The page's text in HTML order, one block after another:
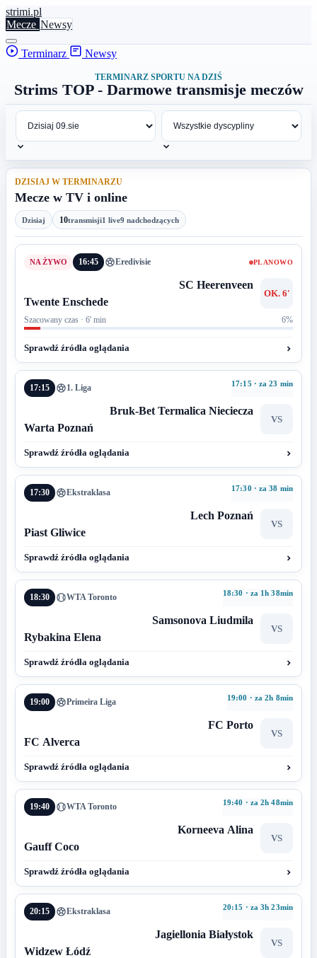
strimi.pl
Mecze Newsy
Terminarz Newsy
TERMINARZ SPORTU NA DZIŚ
Strims TOP - Darmowe transmisje meczów
DZISIAJ W TERMINARZU
Mecze w TV i online
Dzisiaj 10transmisji1 live9 nadchodzących
16:45 Eredivisie PLANOWO
SC Heerenveen
OK. 6'
Twente Enschede
Szacowany czas · 6' min 6%
Sprawdź źródła oglądania
17:15 1. Liga 17:15 · za 23 min
Bruk-Bet Termalica Nieciecza
VS
Warta Poznań
Sprawdź źródła oglądania
17:30 Ekstraklasa 17:30 · za 38 min
Lech Poznań
VS
Piast Gliwice
Sprawdź źródła oglądania
18:30 WTA Toronto 18:30 · za 1h 38min
Samsonova Liudmila
VS
Rybakina Elena
Sprawdź źródła oglądania
19:00 Primeira Liga 19:00 · za 2h 8min
FC Porto
VS
FC Alverca
Sprawdź źródła oglądania
19:40 WTA Toronto 19:40 · za 2h 48min
Korneeva Alina
VS
Gauff Coco
Sprawdź źródła oglądania
20:15 Ekstraklasa 20:15 · za 3h 23min
Jagiellonia Białystok
VS
Widzew Łódź